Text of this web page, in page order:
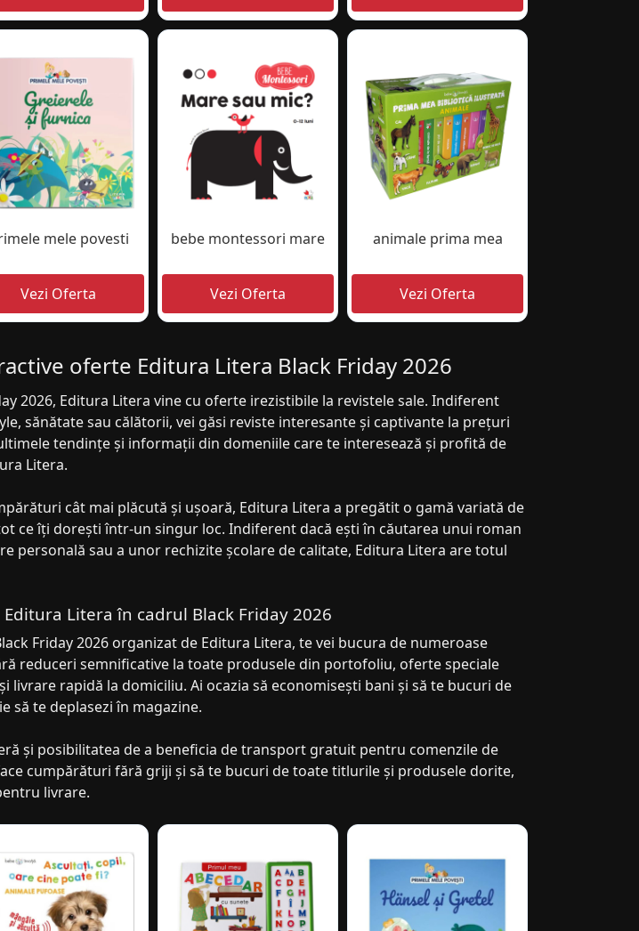
mele povesti bebe montessori mare animale prima mea
oferte Editura Litera Black Friday 2026
2026, Editura Litera vine cu oferte irezistibile la revistele sale. Indiferent
sănătate sau călătorii, vei găsi reviste interesante și captivante la prețuri
tendințe și informații din domeniile care te interesează și profită de
Litera.
cât mai plăcută și ușoară, Editura Litera a pregătit o gamă variată de
ce îți dorești într-un singur loc. Indiferent dacă ești în căutarea unui roman
personală sau a unor rechizite școlare de calitate, Editura Litera are totul
Litera în cadrul Black Friday 2026
Friday 2026 organizat de Editura Litera, te vei bucura de numeroase
reduceri semnificative la toate produsele din portofoliu, oferte speciale
livrare rapidă la domiciliu. Ai ocazia să economisești bani și să te bucuri de
să te deplasezi în magazine.
și posibilitatea de a beneficia de transport gratuit pentru comenzile de
cumpărături fără griji și să te bucuri de toate titlurile și produsele dorite,
livrare.